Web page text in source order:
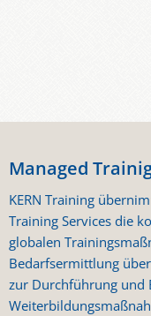
Managed
KERN Training
Training Services die
globalen
Bedarfsermittlung
zur Durchführung und